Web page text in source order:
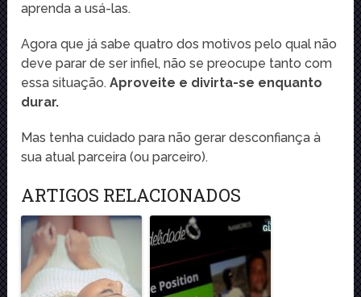
aprenda a usá-las.
Agora que já sabe quatro dos motivos pelo qual não
deve parar de ser infiel, não se preocupe tanto com
essa situação.Aproveite e divirta-se enquanto
durar.
Mas tenha cuidado para não gerar desconfiança à
sua atual parceira (ou parceiro).
ARTIGOS RELACIONADOS